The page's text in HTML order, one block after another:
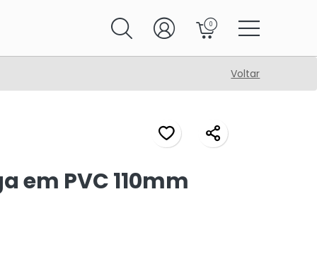
0
Voltar
em PVC 110mm